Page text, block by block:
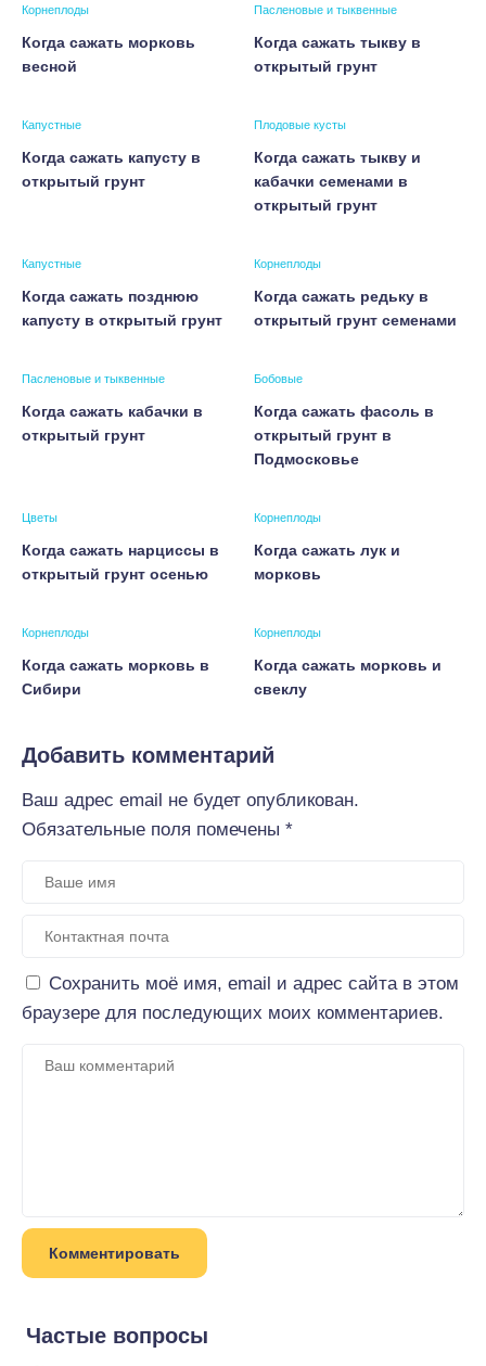
Корнеплоды
Когда сажать морковь
весной
Пасленовые и тыквенные
Когда сажать тыкву в
открытый грунт
Капустные
Когда сажать капусту в
открытый грунт
Плодовые кусты
Когда сажать тыкву и
кабачки семенами в
открытый грунт
Капустные
Когда сажать позднюю
капусту в открытый грунт
Корнеплоды
Когда сажать редьку в
открытый грунт семенами
Пасленовые и тыквенные
Когда сажать кабачки в
открытый грунт
Бобовые
Когда сажать фасоль в
открытый грунт в
Подмосковье
Цветы
Когда сажать нарциссы в
открытый грунт осенью
Корнеплоды
Когда сажать лук и
морковь
Корнеплоды
Когда сажать морковь в
Сибири
Корнеплоды
Когда сажать морковь и
свеклу
Добавить комментарий
Ваш адрес email не будет опубликован.
Обязательные поля помечены *
Сохранить моё имя, email и адрес сайта в этом
браузере для последующих моих комментариев.
Частые вопросы